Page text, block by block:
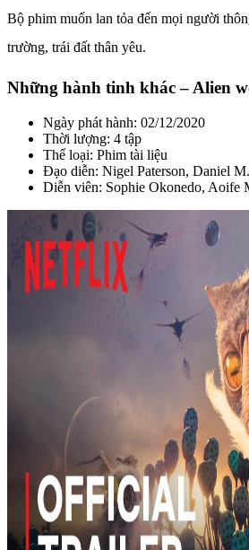
Bộ phim muốn lan tỏa đến mọi người
trường, trái đất thân yêu.
Những hành tinh khác – Alien
Ngày phát hành: 02/12/2020
Thời lượng: 4 tập
Thể loại: Phim tài liệu
Đạo diễn: Nigel Paterson, Daniel
Diễn viên: Sophie Okonedo, Aoife